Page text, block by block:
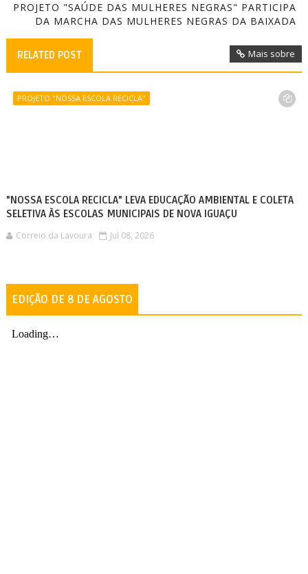
PROJETO "SAÚDE DAS MULHERES NEGRAS" PARTICIPA
DA MARCHA DAS MULHERES NEGRAS DA BAIXADA
RELATED POST Mais sobre
PROJETO "NOSSA ESCOLA RECICLA"
"NOSSA ESCOLA RECICLA" LEVA EDUCAÇÃO AMBIENTAL E COLETA
SELETIVA ÀS ESCOLAS MUNICIPAIS DE NOVA IGUAÇU
Correio da Lavoura Jul 08, 2026
EDIÇÃO DE 8 DE AGOSTO